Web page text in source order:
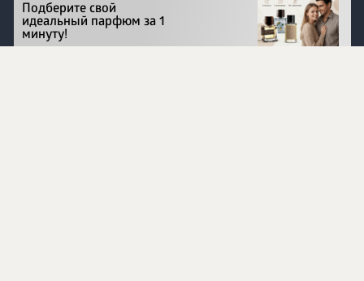
Перейти на сайт
Подберите свой
идеальный парфюм за 1
минуту!